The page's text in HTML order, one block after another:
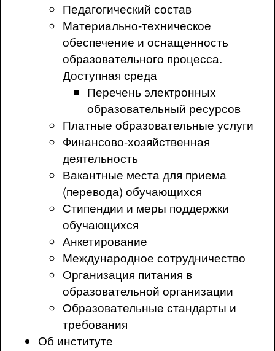
Педагогический состав
Материально-техническое
обеспечение и оснащенность
образовательного процесса.
Доступная среда
Перечень электронных
образовательный ресурсов
Платные образовательные услуги
Финансово-хозяйственная
деятельность
Вакантные места для приема
(перевода) обучающихся
Стипендии и меры поддержки
обучающихся
Анкетирование
Международное сотрудничество
Организация питания в
образовательной организации
Образовательные стандарты и
требования
Об институте